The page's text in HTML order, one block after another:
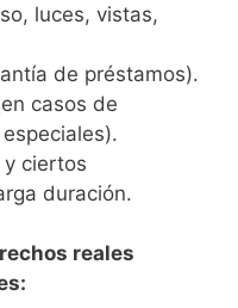
luces, vistas,
de préstamos).
casos de
y ciertos
duración.
reales